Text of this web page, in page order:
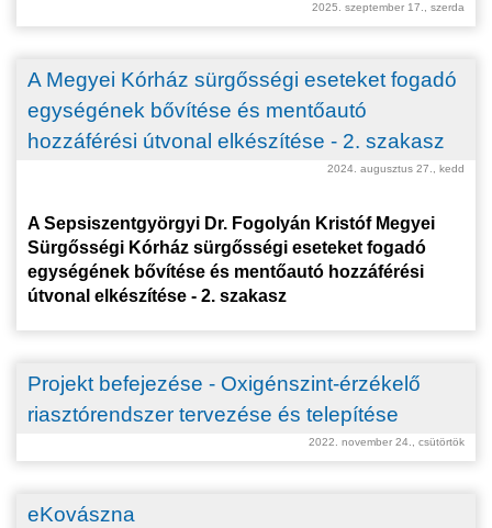
2025. szeptember 17., szerda
A Megyei Kórház sürgősségi eseteket fogadó
egységének bővítése és mentőautó
hozzáférési útvonal elkészítése - 2. szakasz
2024. augusztus 27., kedd
A Sepsiszentgyörgyi Dr. Fogolyán Kristóf Megyei
Sürgősségi Kórház sürgősségi eseteket fogadó
egységének bővítése és mentőautó hozzáférési
útvonal elkészítése - 2. szakasz
Projekt befejezése - Oxigénszint-érzékelő
riasztórendszer tervezése és telepítése
2022. november 24., csütörtök
eKovászna